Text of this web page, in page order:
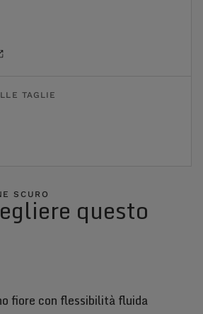
TAGLIE
SCURO questo
fiore con flessibilità fluida